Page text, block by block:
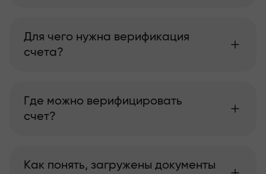
Для чего нужна верификация
счета?
Где можно верифицировать
счет?
Как понять, загружены документы